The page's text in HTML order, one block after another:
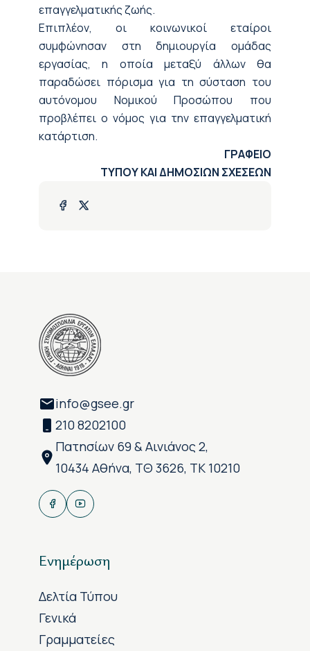
επαγγελματικής ζωής.
Επιπλέον, οι κοινωνικοί εταίροι
συμφώνησαν στη δημιουργία ομάδας
εργασίας, η οποία μεταξύ άλλων θα
παραδώσει πόρισμα για τη σύσταση του
αυτόνομου Νομικού Προσώπου που
προβλέπει ο νόμος για την επαγγελματική
κατάρτιση.
ΓΡΑΦΕΙΟ
ΤΥΠΟΥ ΚΑΙ ΔΗΜΟΣΙΩΝ ΣΧΕΣΕΩΝ
info@gsee.gr
210 8202100
Πατησίων 69 & Αινιάνος 2,
10434 Αθήνα, ΤΘ 3626, ΤΚ 10210
Ενημέρωση
Δελτία Τύπου
Γενικά
Γραμματείες